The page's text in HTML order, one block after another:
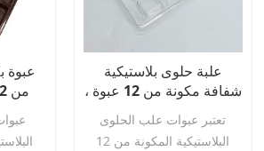
عبوة
علبة حلوى بلاستيكية
شفافة مكونة من 12 عبوة ،
حاوية شوكولاتة متينة
تعتبر عبوات علب الحلوى
البلاستيكية المكونة من 12